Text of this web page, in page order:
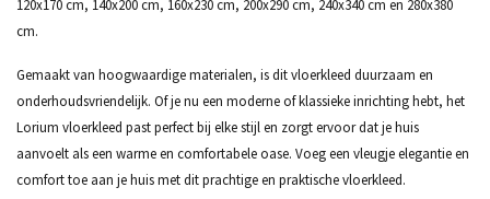
120x170 cm, 140x200 cm, 160x230 cm, 200x290 cm, 240x340 cm en 280x380
cm.
Gemaakt van hoogwaardige materialen, is dit vloerkleed duurzaam en
onderhoudsvriendelijk. Of je nu een moderne of klassieke inrichting hebt, het
Lorium vloerkleed past perfect bij elke stijl en zorgt ervoor dat je huis
aanvoelt als een warme en comfortabele oase. Voeg een vleugje elegantie en
comfort toe aan je huis met dit prachtige en praktische vloerkleed.